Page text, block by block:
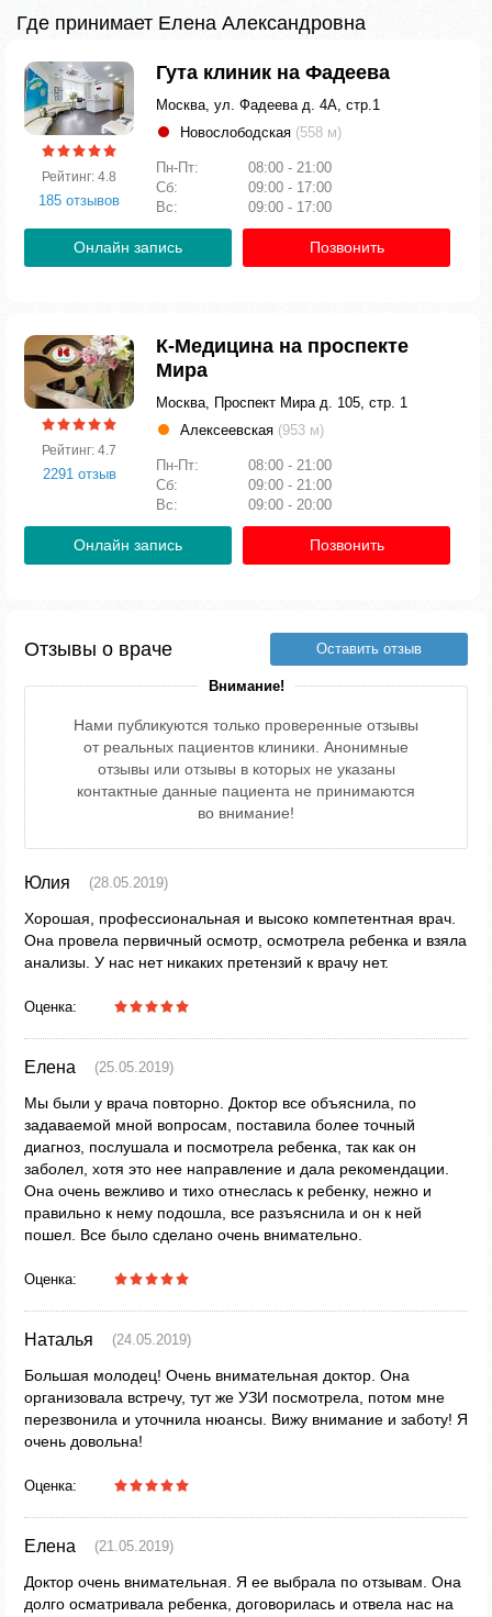
Где принимает Елена Александровна
Рейтинг: 4.8
185 отзывов
Гута клиник на Фадеева
Москва, ул. Фадеева д. 4А, стр.1
Новослободская (558 м)
Пн-Пт:
08:00 - 21:00
Сб:
09:00 - 17:00
Вс:
09:00 - 17:00
Онлайн запись Позвонить
Рейтинг: 4.7
2291 отзыв
К-Медицина на проспекте
Мира
Москва, Проспект Мира д. 105, стр. 1
Алексеевская (953 м)
Пн-Пт:
08:00 - 21:00
Сб:
09:00 - 21:00
Вс:
09:00 - 20:00
Онлайн запись Позвонить
Отзывы о враче Оставить отзыв
Внимание!
Нами публикуются только проверенные отзывы
от реальных пациентов клиники. Анонимные
отзывы или отзывы в которых не указаны
контактные данные пациента не принимаются
во внимание!
Юлия (28.05.2019)
Хорошая, профессиональная и высоко компетентная врач.
Она провела первичный осмотр, осмотрела ребенка и взяла
анализы. У нас нет никаких претензий к врачу нет.
Оценка:
Елена (25.05.2019)
Мы были у врача повторно. Доктор все объяснила, по
задаваемой мной вопросам, поставила более точный
диагноз, послушала и посмотрела ребенка, так как он
заболел, хотя это нее направление и дала рекомендации.
Она очень вежливо и тихо отнеслась к ребенку, нежно и
правильно к нему подошла, все разъяснила и он к ней
пошел. Все было сделано очень внимательно.
Оценка:
Наталья (24.05.2019)
Большая молодец! Очень внимательная доктор. Она
организовала встречу, тут же УЗИ посмотрела, потом мне
перезвонила и уточнила нюансы. Вижу внимание и заботу! Я
очень довольна!
Оценка:
Елена (21.05.2019)
Доктор очень внимательная. Я ее выбрала по отзывам. Она
долго осматривала ребенка, договорилась и отвела нас на